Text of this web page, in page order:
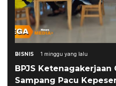
BISNIS 1 minggu yang lalu
BPJS Ketenagakerjaan
Sampang Pacu